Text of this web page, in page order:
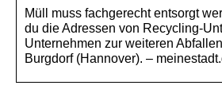
Müll muss fachgerecht entsorgt
du die Adressen von Recycling-
Unternehmen zur weiteren
Burgdorf (Hannover). –